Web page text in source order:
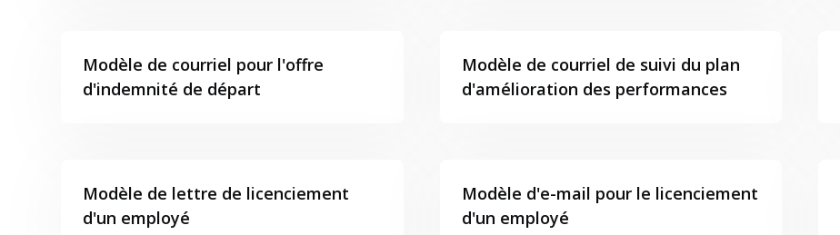
Modèle de courriel pour l'offre
d'indemnité de départ
Modèle de courriel de suivi du plan
d'amélioration des performances
Modèle de lettre de licenciement
d'un employé
Modèle d'e-mail pour le licenciement
d'un employé